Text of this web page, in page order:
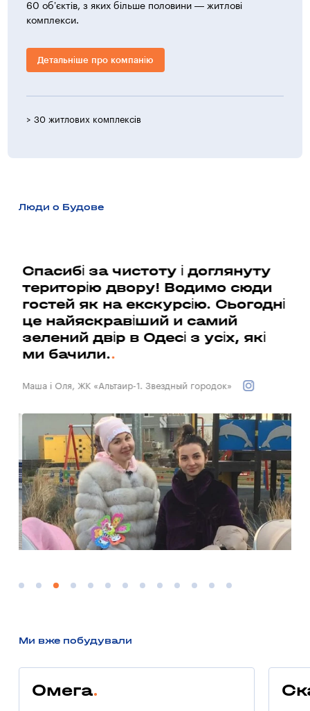
захисту, що передбачає управління роботою
вентиляційних систем, що забезпечують примусове
шахти, а також сигналізацію про пожежу.
Електропостачання
Відповідно до вимог норм з пожежної безпеки будівель
матеріали, конструкції та інженерні системи,
що забезпечують протипожежний захист зданій.Жілой
будинок обладнується засобами протипожежного
захисту: — влаштування евакуаційного освітлення;
— регламентація вогнестійкості конструкцій; — системою
димовидалення ліфтових шахт.
60 об’єктів, з яких більше половини — житлові
комплекси.
Детальніше про компанію
> 30 житлових комплексів
Люди о Будове
Спасибі за чистоту і доглянуту
територію двору! Водимо сюди
гостей як на екскурсію. Сьогодні
це найяскравіший и самий
зелений двір в Одесі з усіх, які
ми бачили.
Маша і Оля, ЖК «Альтаир-1. Звездный городок»
Ми вже побудували
Омега